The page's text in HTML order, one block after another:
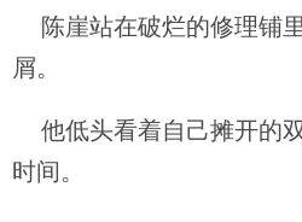
陈崖站在破烂的修理铺
屑。
他低头看着自己摊开的
时间。